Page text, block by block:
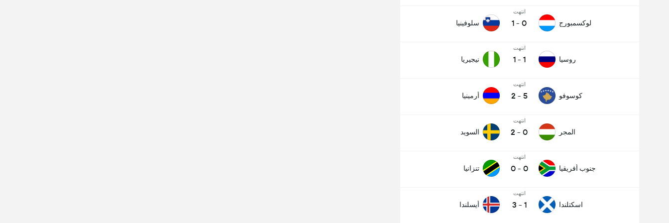
لوكسمبورج
انتهت
0
-
1 سلوفينيا
روسيا
انتهت
1
-
1 نيجيريا
كوسوفو
انتهت
5
-
2 أرمينيا
المجر
انتهت
0
-
2 السويد
جنوب أفريقيا
انتهت
0
-
0 تنزانيا
اسكتلندا
انتهت
1
-
3 أيسلندا